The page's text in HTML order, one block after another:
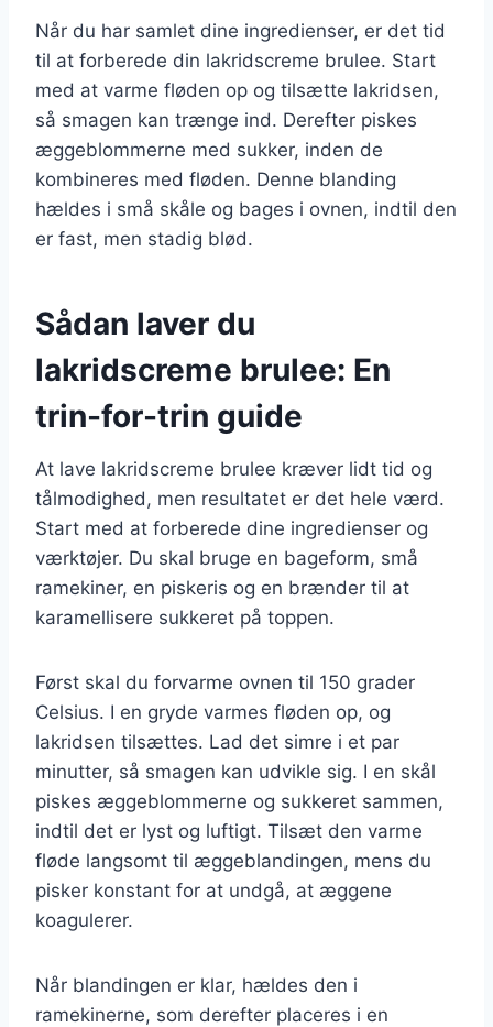
Når du har samlet dine ingredienser, er det tid
til at forberede din lakridscreme brulee. Start
med at varme fløden op og tilsætte lakridsen,
så smagen kan trænge ind. Derefter piskes
æggeblommerne med sukker, inden de
kombineres med fløden. Denne blanding
hældes i små skåle og bages i ovnen, indtil den
er fast, men stadig blød.
Sådan laver du
lakridscreme brulee: En
trin-for-trin guide
At lave lakridscreme brulee kræver lidt tid og
tålmodighed, men resultatet er det hele værd.
Start med at forberede dine ingredienser og
værktøjer. Du skal bruge en bageform, små
ramekiner, en piskeris og en brænder til at
karamellisere sukkeret på toppen.
Først skal du forvarme ovnen til 150 grader
Celsius. I en gryde varmes fløden op, og
lakridsen tilsættes. Lad det simre i et par
minutter, så smagen kan udvikle sig. I en skål
piskes æggeblommerne og sukkeret sammen,
indtil det er lyst og luftigt. Tilsæt den varme
fløde langsomt til æggeblandingen, mens du
pisker konstant for at undgå, at æggene
koagulerer.
Når blandingen er klar, hældes den i
ramekinerne, som derefter placeres i en